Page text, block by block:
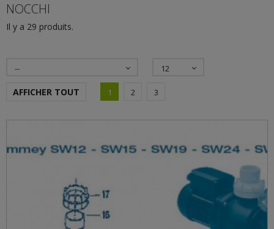
NOCCHI
Il y a 29 produits.
-- 12
AFFICHER TOUT 1 2 3